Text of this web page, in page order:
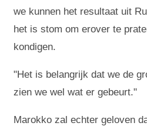
we kunnen het resultaat uit
het is stom om erover te
kondigen.
"Het is belangrijk dat we de
zien we wel wat er gebeurt."
Marokko zal echter geloven